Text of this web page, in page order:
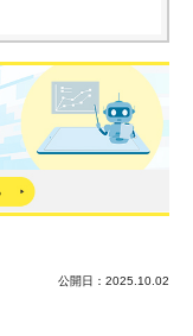
公開日： 2025.10.02